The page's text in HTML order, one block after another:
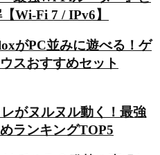
Wi-Fi 7 / IPv6】
がPC並みに遊べる！ゲ
スおすすめセット
レがヌルヌル動く！最強
ランキングTOP5